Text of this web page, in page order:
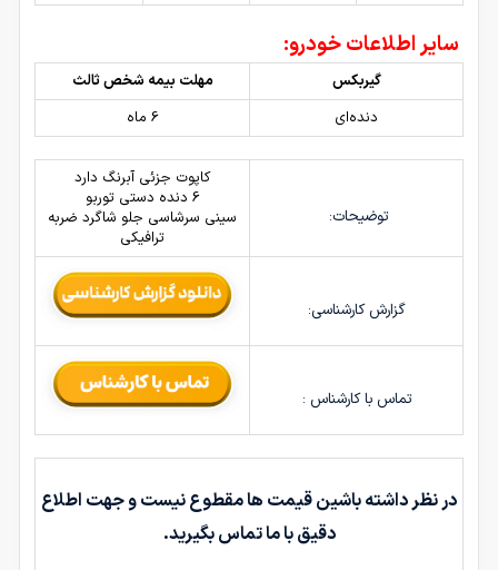
سایر اطلاعات خودرو:
گیربکس
مهلت بیمه شخص ثالث
دنده‌ای
6 ماه
توضیحات:
کاپوت جزئی آبرنگ دارد
6 دنده دستی توربو
سینی سرشاسی جلو شاگرد ضربه
ترافیکی
گزارش کارشناسی:
تماس با کارشناس :
در نظر داشته باشین قیمت ها مقطوع نیست و جهت اطلاع
دقیق با ما تماس بگیرید.